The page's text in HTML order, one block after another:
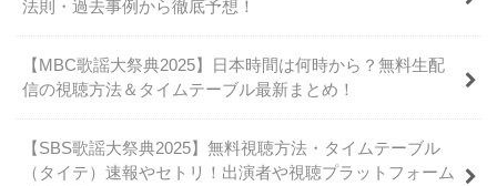
法則・過去事例から徹底予想！
【MBC歌謡大祭典2025】日本時間は何時から？無料生配
信の視聴方法＆タイムテーブル最新まとめ！
【SBS歌謡大祭典2025】無料視聴方法・タイムテーブル
（タイテ）速報やセトリ！出演者や視聴プラットフォーム